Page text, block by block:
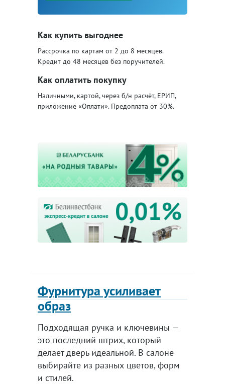
Как купить выгоднее
Рассрочка по картам от 2 до 8 месяцев.
Кредит до 48 месяцев без поручителей.
Как оплатить покупку
Наличными, картой, через б/н расчёт, ЕРИП,
приложение «Оплати». Предоплата от 30%.
Фурнитура усиливает
образ
Подходящая ручка и ключевины —
это последний штрих, который
делает дверь идеальной. В салоне
выбирайте из разных цветов, форм
и стилей.